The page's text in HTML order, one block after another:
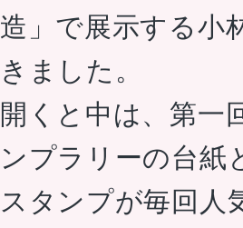
造」で展示する小
きました。
開くと中は、第一
ンプラリーの台紙
スタンプが毎回人